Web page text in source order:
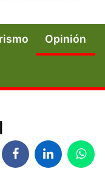
Opinión